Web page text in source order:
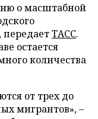
о масштабной
передаетТАСС.
остается
количества
от трех до
мигрантов», –